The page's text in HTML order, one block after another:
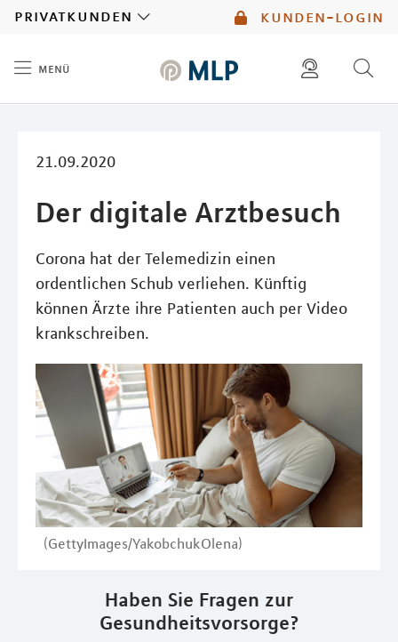
kunden-login
privatkunden
menü
21.09.2020
Der digitale Arztbesuch
Corona hat der Telemedizin einen
ordentlichen Schub verliehen. Künftig
können Ärzte ihre Patienten auch per Video
krankschreiben.
(GettyImages/YakobchukOlena)
Haben Sie Fragen zur
Gesundheitsvorsorge?